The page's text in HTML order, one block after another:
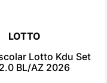
LOTTO
Lotto Kdu Set
BL/AZ 2026